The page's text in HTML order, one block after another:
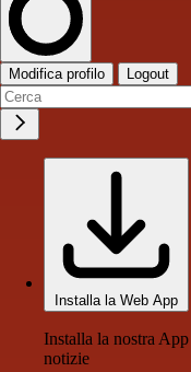
Modifica profilo Logout
Installa la Web App
Installa la nostra
notizie